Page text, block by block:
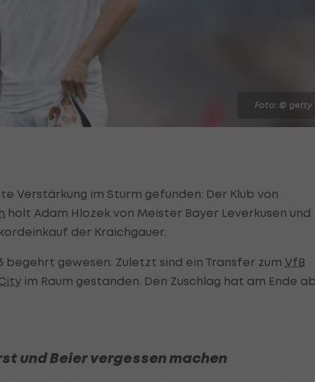
Foto: © getty
Verstärkung im Sturm gefunden: Der Klub von
holt Adam Hlozek von Meister Bayer Leverkusen und
der Kraichgauer.
gewesen. Zuletzt sind ein Transfer zum VfB
im Raum gestanden. Den Zuschlag hat am Ende
und Beier vergessen machen